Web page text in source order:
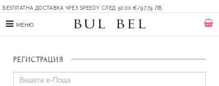
БЕЗПЛАТНА ДОСТАВКА ЧРЕЗ SPEEDY СЛЕД 50.00 €/97.79 ЛВ.
МЕНЮ
РЕГИСТРАЦИЯ